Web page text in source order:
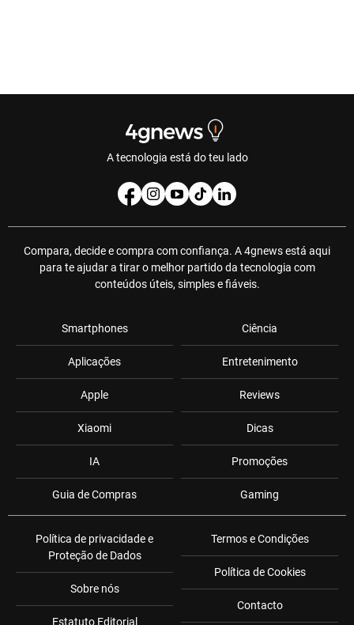
A tecnologia está do teu lado
Compara, decide e compra com confiança. A 4gnews está aqui
para te ajudar a tirar o melhor partido da tecnologia com
conteúdos úteis, simples e fiáveis.
Smartphones
Aplicações
Apple
Xiaomi
IA
Guia de Compras
Ciência
Entretenimento
Reviews
Dicas
Promoções
Gaming
Política de privacidade e
Proteção de Dados
Sobre nós
Estatuto Editorial
Termos e Condições
Política de Cookies
Contacto